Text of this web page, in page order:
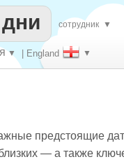
▼ | England ▼
сотрудник ▼
предстоящие
— а также